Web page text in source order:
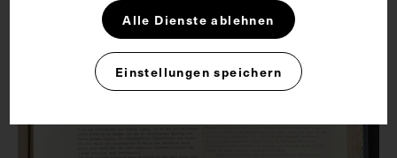
Alle Dienste ablehnen
Einstellungen speichern